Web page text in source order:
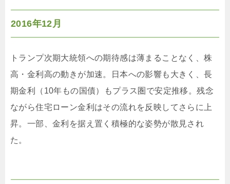
2016年12月
トランプ次期大統領への期待感は薄まることなく、株
高・金利高の動きが加速。日本への影響も大きく、長
期金利（10年もの国債）もプラス圏で安定推移。残念
ながら住宅ローン金利はその流れを反映してさらに上
昇。一部、金利を据え置く積極的な姿勢が散見され
た。